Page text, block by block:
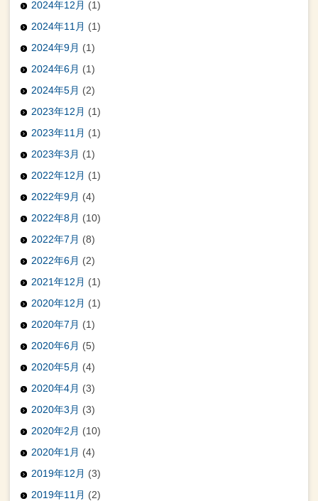
2024年12月 (1)
2024年11月 (1)
2024年9月 (1)
2024年6月 (1)
2024年5月 (2)
2023年12月 (1)
2023年11月 (1)
2023年3月 (1)
2022年12月 (1)
2022年9月 (4)
2022年8月 (10)
2022年7月 (8)
2022年6月 (2)
2021年12月 (1)
2020年12月 (1)
2020年7月 (1)
2020年6月 (5)
2020年5月 (4)
2020年4月 (3)
2020年3月 (3)
2020年2月 (10)
2020年1月 (4)
2019年12月 (3)
2019年11月 (2)